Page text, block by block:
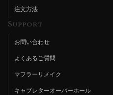
注文方法
Support
お問い合わせ
よくあるご質問
マフラーリメイク
キャブレターオーバーホール